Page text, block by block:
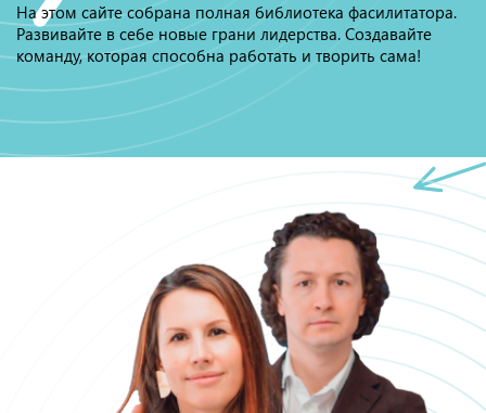
На этом сайте собрана полная библиотека фасилитатора.
Развивайте в себе новые грани лидерства. Создавайте
команду, которая способна работать и творить сама!